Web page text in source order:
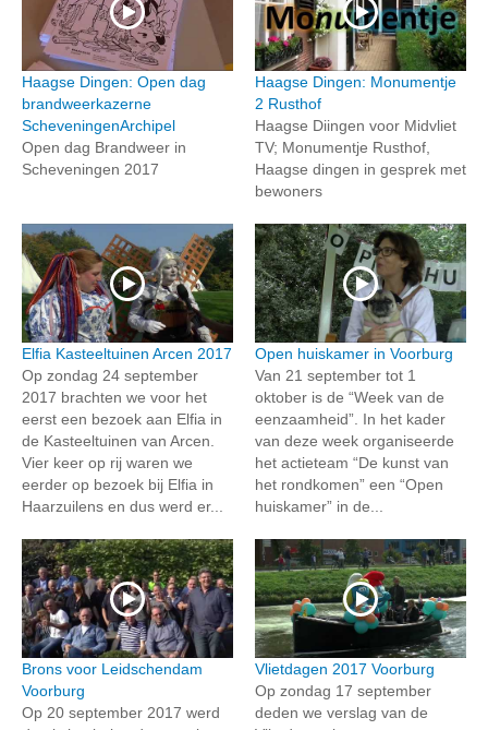
Haagse Dingen: Open dag
brandweerkazerne
ScheveningenArchipel
Open dag Brandweer in
Scheveningen 2017
Haagse Dingen: Monumentje
2 Rusthof
Haagse Diingen voor Midvliet
TV; Monumentje Rusthof,
Haagse dingen in gesprek met
bewoners
Elfia Kasteeltuinen Arcen 2017
Op zondag 24 september
2017 brachten we voor het
eerst een bezoek aan Elfia in
de Kasteeltuinen van Arcen.
Vier keer op rij waren we
eerder op bezoek bij Elfia in
Haarzuilens en dus werd er...
Open huiskamer in Voorburg
Van 21 september tot 1
oktober is de “Week van de
eenzaamheid”. In het kader
van deze week organiseerde
het actieteam “De kunst van
het rondkomen” een “Open
huiskamer” in de...
Brons voor Leidschendam
Voorburg
Op 20 september 2017 werd
Vlietdagen 2017 Voorburg
Op zondag 17 september
deden we verslag van de